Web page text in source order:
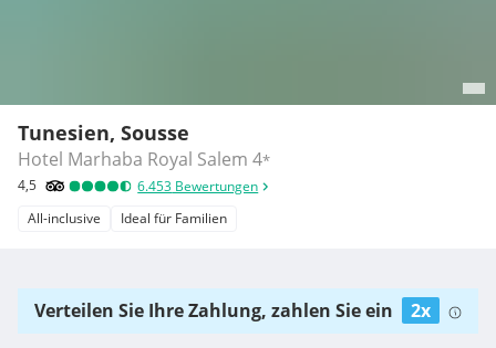
Tunesien, Sousse
Hotel Marhaba Royal Salem 4*
4,5 6.453 Bewertungen
All-inclusive
Ideal für Familien
Verteilen Sie Ihre Zahlung, zahlen Sie ein 2x